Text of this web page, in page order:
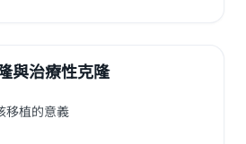
與治療性克隆
移植的意義